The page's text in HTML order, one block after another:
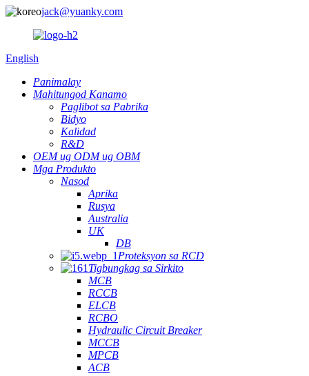
jack@yuanky.com
English
Panimalay
Mahitungod Kanamo
Paglibot sa Pabrika
Bidyo
Kalidad
R&D
OEM ug ODM ug OBM
Mga Produkto
Nasod
Aprika
Rusya
Australia
UK
DB
Proteksyon sa RCD
Tigbungkag sa Sirkito
MCB
RCCB
ELCB
RCBO
Hydraulic Circuit Breaker
MCCB
MPCB
ACB